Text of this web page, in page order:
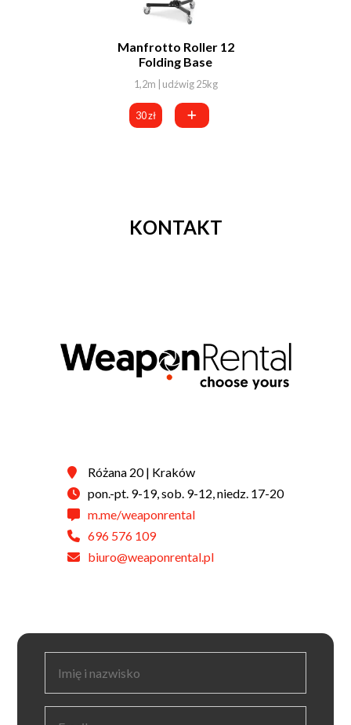
Manfrotto Roller 12
Folding Base
1,2m | udźwig 25kg
30 zł
KONTAKT
Różana 20 | Kraków
pon.-pt. 9-19, sob. 9-12, niedz. 17-20
m.me/weaponrental
696 576 109
biuro@weaponrental.pl